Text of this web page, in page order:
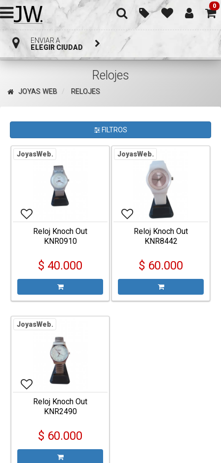
0
ENVIAR A
ELEGIR CIUDAD
Relojes
JOYAS WEB RELOJES
FILTROS
JoyasWeb.
Reloj Knoch Out
KNR0910
$ 40.000
JoyasWeb.
Reloj Knoch Out
KNR8442
$ 60.000
JoyasWeb.
Reloj Knoch Out
KNR2490
$ 60.000